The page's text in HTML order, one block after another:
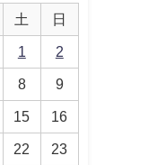
土 日
1 2
8 9
15 16
22 23